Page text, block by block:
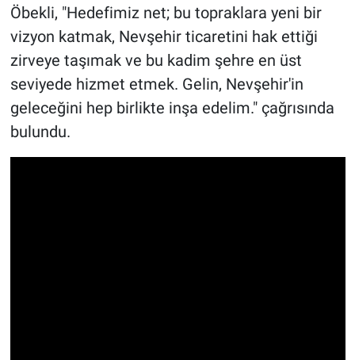
Öbekli, "Hedefimiz net; bu topraklara yeni bir
vizyon katmak, Nevşehir ticaretini hak ettiği
zirveye taşımak ve bu kadim şehre en üst
seviyede hizmet etmek. Gelin, Nevşehir'in
geleceğini hep birlikte inşa edelim." çağrısında
bulundu.